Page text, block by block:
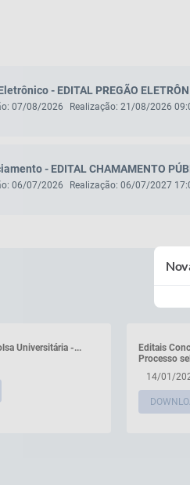
- EDITAL PREGÃO
07/08/2026 Realização: 21/08/2026
- EDITAL CHAMAMENTO
06/07/2026 Realização: 06/07/2027
Universitária -...
Editais
Processo
14/01/